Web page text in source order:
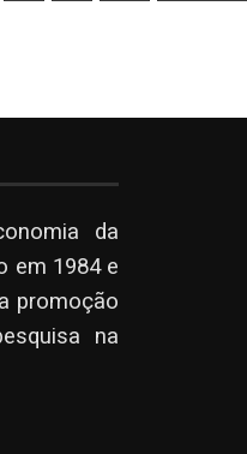
da
em 1984 e
promoção
na